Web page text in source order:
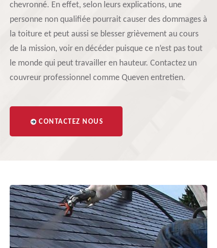
chevronné. En effet, selon leurs explications, une
personne non qualifiée pourrait causer des dommages à
la toiture et peut aussi se blesser grièvement au cours
de la mission, voir en décéder puisque ce n’est pas tout
le monde qui peut travailler en hauteur. Contactez un
couvreur professionnel comme Queven entretien.
CONTACTEZ NOUS